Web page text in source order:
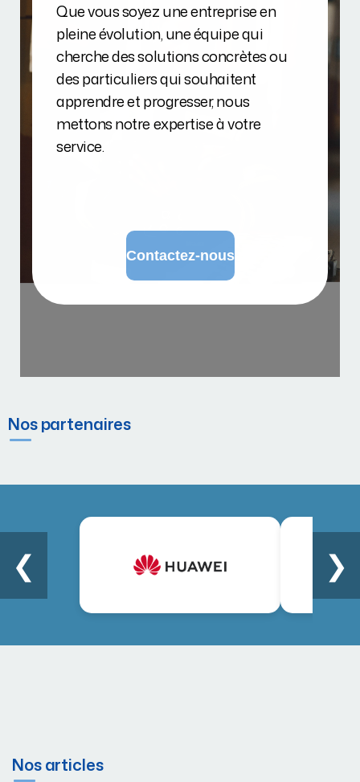
Que vous soyez une entreprise en
pleine évolution, une équipe qui
cherche des solutions concrètes ou
des particuliers qui souhaitent
apprendre et progresser, nous
mettons notre expertise à votre
service.
Nos partenaires
❮ ❯
Nos articles